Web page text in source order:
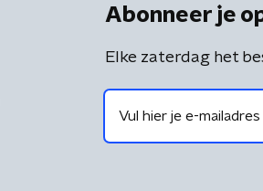
Abonneer je
Elke zaterdag het